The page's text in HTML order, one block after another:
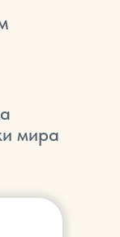
мира